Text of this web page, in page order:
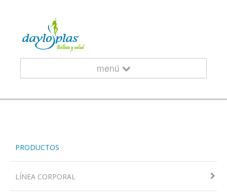
menú
¿QUIÉNES SOMOS?
PRODUCTOS
LÍNEA CORPORAL